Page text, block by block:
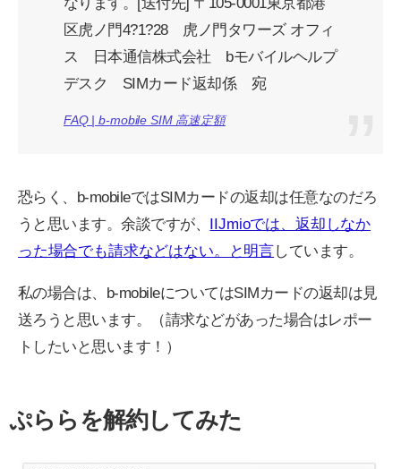
区虎ノ門4?1?28 虎ノ門タワーズ オフィ
ス 日本通信株式会社 bモバイルヘルプ
デスク SIMカード返却係 宛
FAQ | b-mobile SIM 高速定額
恐らく、b-mobileではSIMカードの返却は任意なのだろ
うと思います。余談ですが、 IIJmioでは、返却しなか
った場合でも請求などはない。と明言しています。
私の場合は、b-mobileについてはSIMカードの返却は見
送ろうと思います。（請求などがあった場合はレポー
トしたいと思います！）
ぷららを解約してみた